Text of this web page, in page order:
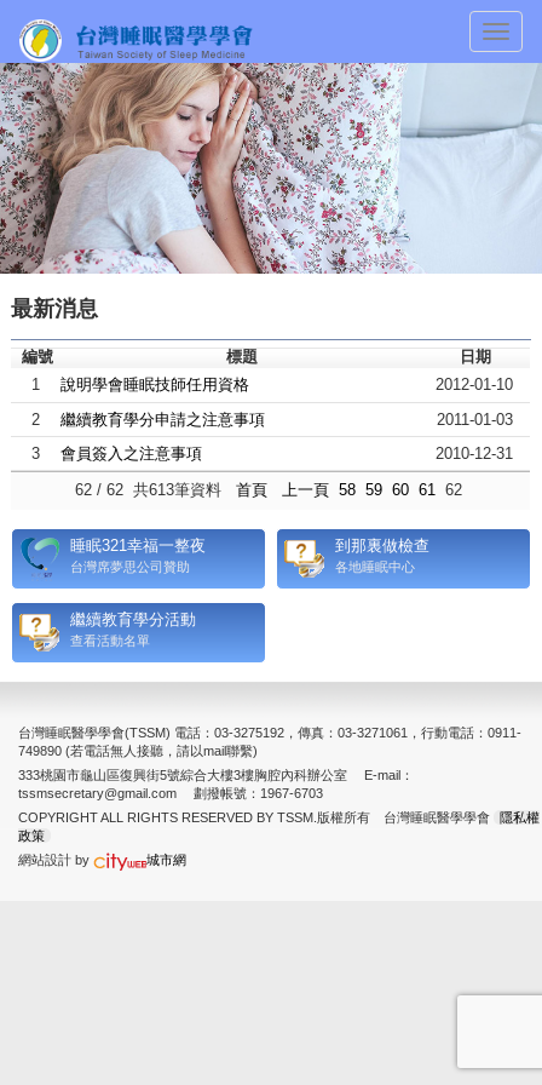
最新消息
編號 標題
日期
1
說明學會睡眠技師任用資格
2012-01-10
2
繼續教育學分申請之注意事項
2011-01-03
3
會員簽入之注意事項
2010-12-31
62 / 62 共613筆資料 首頁 上一頁 58 59 60 6162
睡眠321幸福一整夜
台灣席夢思公司贊助
到那裏做檢查
各地睡眠中心
繼續教育學分活動
查看活動名單
台灣睡眠醫學學會(TSSM) 電話：03-3275192，傳真：03-3271061，行動電話：0911-
749890 (若電話無人接聽，請以mail聯繫)
333桃園市龜山區復興街5號綜合大樓3樓胸腔內科辦公室 E-mail：
tssmsecretary@gmail.com 劃撥帳號：1967-6703
COPYRIGHT ALL RIGHTS RESERVED BY TSSM.版權所有 台灣睡眠醫學學會
隱私權
政策
網站設計 by
城市網